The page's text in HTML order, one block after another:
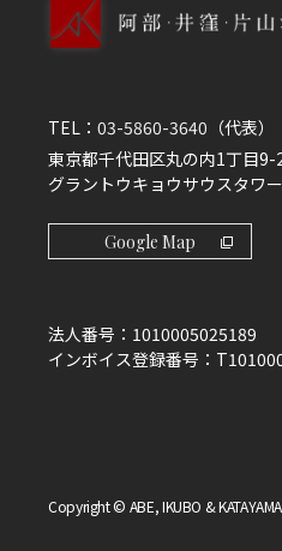
TEL： 03-5860-3640 （代表）
東京都千代田区丸の内1丁目9-
グラントウキョウサウスタワー
Google Map
法人番号： 1010005025189
インボイス登録番号：
Copyright © ABE, IKUBO &